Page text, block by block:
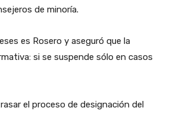
de minoría.
es Rosero y aseguró que la
si se suspende sólo en casos
el proceso de designación del